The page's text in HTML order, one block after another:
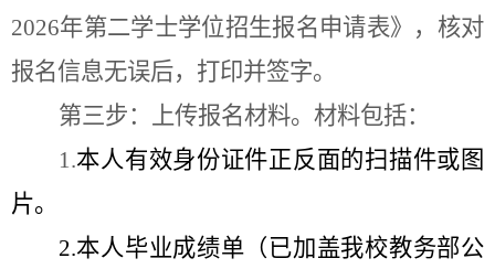
2026年第二学士学位招生报名申请表》，核对
报名信息无误后，打印并签字。
第三步：上传报名材料。材料包括：
1.本人有效身份证件正反面的扫描件或图
片。
2.本人毕业成绩单（已加盖我校教务部公